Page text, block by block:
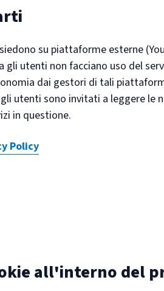
su piattaforme esterne
gli utenti non facciano uso del
dai gestori di tali
utenti sono invitati a leggere le
in questione.
Policy
all'interno del